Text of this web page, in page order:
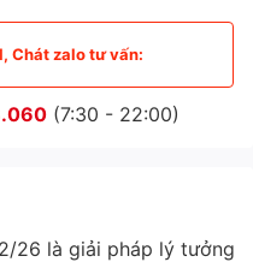
Chát zalo tư vấn:
(7:30 - 22:00)
26 là giải pháp lý tưởng